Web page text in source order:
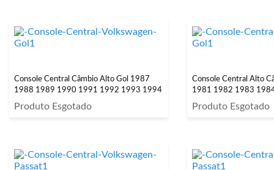
Console Central Câmbio Alto Gol 1987
1988 1989 1990 1991 1992 1993 1994
Produto Esgotado
Console Central Alto
1981 1982 1983
Produto Esgotado